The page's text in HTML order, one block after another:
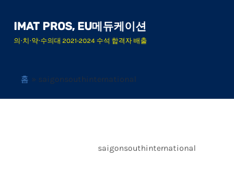
IMAT PROS, EU메듀케이션
의∙치∙약∙수의대 2021-2024 수석 합격자 배출
홈 saigonsouthinternational
saigonsouthinternational